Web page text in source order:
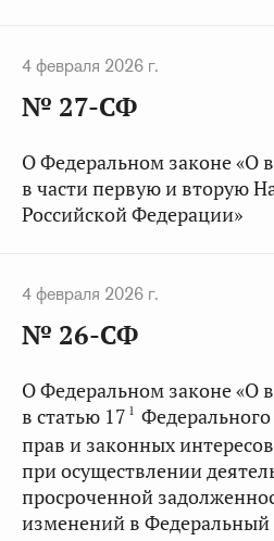
4 февраля 2026 г.
№ 27-СФ
О Федеральном законе «О
в части первую и вторую
Российской Федерации»
4 февраля 2026 г.
№ 26-СФ
О Федеральном законе «О
в статью 17 1
прав и законных
при осуществлении
просроченной
изменений в Федеральный